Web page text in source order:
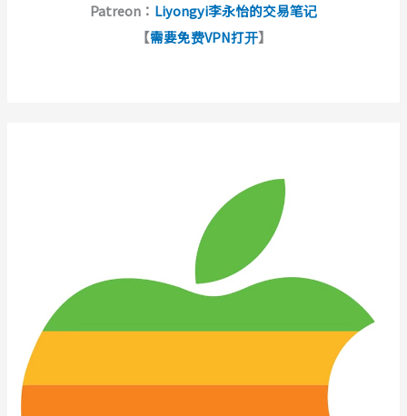
Patreon： Liyongyi李永怡的交易笔记
【需要免费VPN打开】